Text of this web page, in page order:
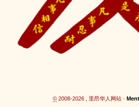
©2008-2026 , 里昂华人网站 •